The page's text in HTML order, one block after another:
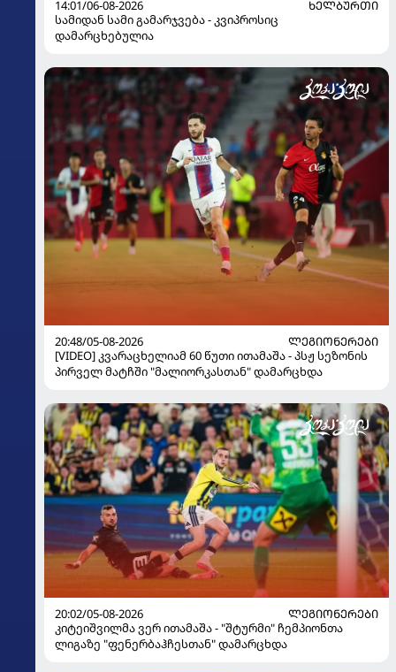
14:01/06-08-2026
ᲮᲔᲚᲑᲣᲠᲗᲘ
სამიდან სამი გამარჯვება - კვიპროსიც
დამარცხებულია
20:48/05-08-2026
ᲚᲔᲒᲘᲝᲜᲔᲠᲔᲑᲘ
[VIDEO] კვარაცხელიამ 60 წუთი ითამაშა - პსჟ სეზონის
პირველ მატჩში "მალიორკასთან" დამარცხდა
20:02/05-08-2026
ᲚᲔᲒᲘᲝᲜᲔᲠᲔᲑᲘ
კიტეიშვილმა ვერ ითამაშა - "შტურმი" ჩემპიონთა
ლიგაზე "ფენერბაჰჩესთან" დამარცხდა